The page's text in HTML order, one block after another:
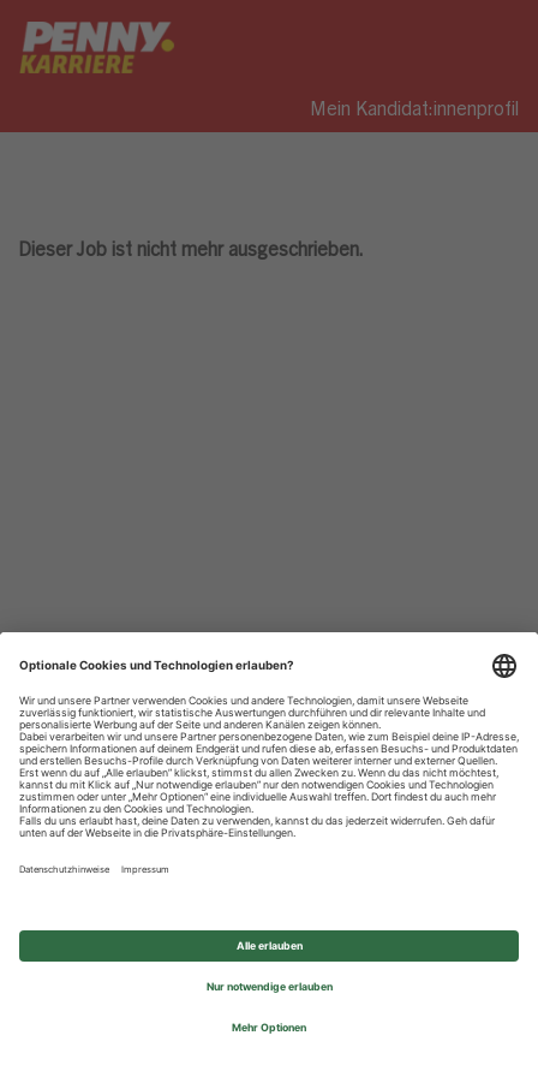
Mein Kandidat:innenprofil
Dieser Job ist nicht mehr ausgeschrieben.
Datenschutzhinweise
Impressum
Privatsphäre-Einstellungen
© 2026 REWE Group - All rights reserved